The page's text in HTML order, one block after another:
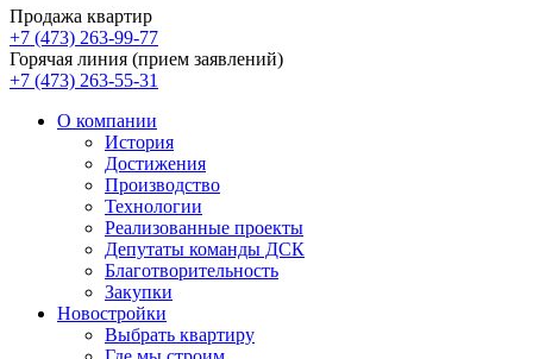
Продажа квартир
+7 (473) 263-99-77
Горячая линия (прием заявлений)
+7 (473) 263-55-31
О компании
История
Достижения
Производство
Технологии
Реализованные проекты
Депутаты команды ДСК
Благотворительность
Закупки
Новостройки
Выбрать квартиру